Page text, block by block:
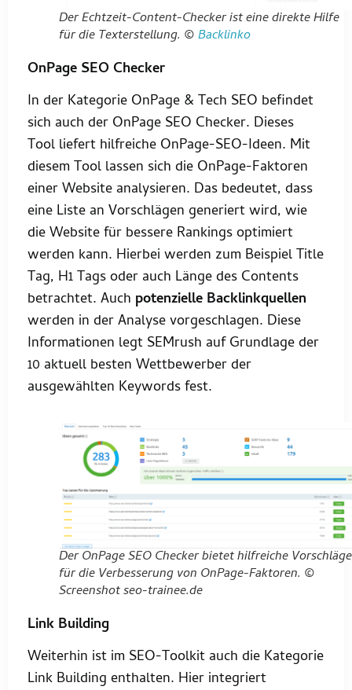
Der Echtzeit-Content-Checker ist eine direkte Hilfe
für die Texterstellung. ©Backlinko
OnPage SEO Checker
In der Kategorie OnPage & Tech SEO befindet
sich auch der OnPage SEO Checker. Dieses
Tool liefert hilfreiche OnPage-SEO-Ideen. Mit
diesem Tool lassen sich die OnPage-Faktoren
einer Website analysieren. Das bedeutet, dass
eine Liste an Vorschlägen generiert wird, wie
die Website für bessere Rankings optimiert
werden kann. Hierbei werden zum Beispiel Title
Tag, H1 Tags oder auch Länge des Contents
betrachtet. Auch potenzielle Backlinkquellen
werden in der Analyse vorgeschlagen. Diese
Informationen legt SEMrush auf Grundlage der
10 aktuell besten Wettbewerber der
ausgewählten Keywords fest.
Der OnPage SEO Checker bietet hilfreiche Vorschläge
für die Verbesserung von OnPage-Faktoren. ©
Screenshot seo-trainee.de
Link Building
Weiterhin ist im SEO-Toolkit auch die Kategorie
Link Building enthalten. Hier integriert